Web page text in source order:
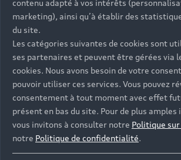
- Assistance 24/7 en France et en
Découvrez également toutes nos
partir de 19€/mois
Les réponses
questions
contenu adapté à vos intérêts
marketing), ainsi qu’à établir des
du site.
Les catégories suivantes de cookies sont
ses partenaires et peuvent être gérées via
cookies. Nous avons besoin de votre
pouvoir utiliser ces services. Vous pouvez
consentement à tout moment avec effet
présent en bas du site. Pour de plus
vous invitons à consulter notre Politique
notre Politique de confidentialité.